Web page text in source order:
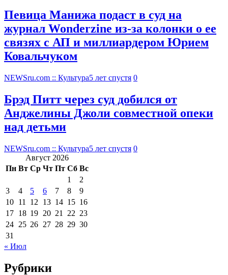
Певица Манижа подаст в суд на
журнал Wonderzine из-за колонки о ее
связях с АП и миллиардером Юрием
Ковальчуком
NEWSru.com :: Культура5 лет спустя 0
Брэд Питт через суд добился от
Анджелины Джоли совместной опеки
над детьми
NEWSru.com :: Культура5 лет спустя 0
Август 2026
Пн Вт Ср Чт Пт Сб Вс
1
2
3
4 5 6 7 8
9
10 11 12 13 14 15 16
17 18 19 20 21 22 23
24 25 26 27 28 29 30
31
« Июл
Рубрики